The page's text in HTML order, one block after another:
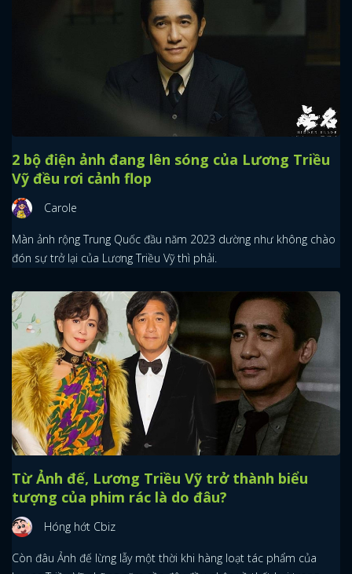
x
ĐĂNG NHẬP
FACEBOOK GOOGLE
2 bộ điện ảnh đang lên sóng của Lương Triều
Vỹ đều rơi cảnh flop
Carole
Màn ảnh rộng Trung Quốc đầu năm 2023 dường như không chào
đón sự trở lại của Lương Triều Vỹ thì phải.
Từ Ảnh đế, Lương Triều Vỹ trở thành biểu
tượng của phim rác là do đâu?
Hóng hớt Cbiz
Còn đâu Ảnh đế lừng lẫy một thời khi hàng loạt tác phẩm của